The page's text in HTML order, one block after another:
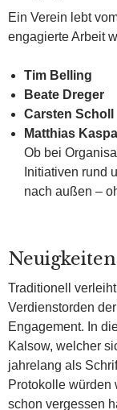
Ein Verein lebt
engagierte Arbeit
Tim Belling
Beate Dreger
Carsten Scholl
Matthias
Ob bei
Initiativen rund
nach außen –
Traditionell
Verdienstorden
Engagement. In
Kalsow, welcher
jahrelang als
Protokolle würden
schon vergessen